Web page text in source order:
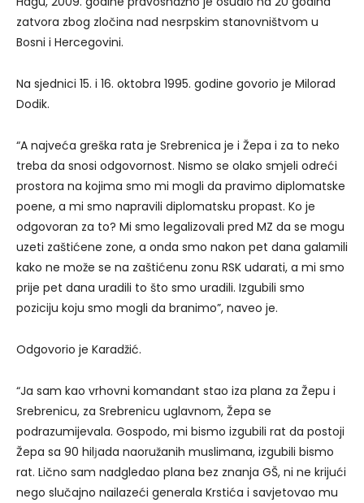
zatvora zbog zločina nad nesrpskim stanovništvom u
Bosni i Hercegovini.
Na sjednici 15. i 16. oktobra 1995. godine govorio je Milorad
Dodik.
“A najveća greška rata je Srebrenica je i Žepa i za to neko
treba da snosi odgovornost. Nismo se olako smjeli odreći
prostora na kojima smo mi mogli da pravimo diplomatske
poene, a mi smo napravili diplomatsku propast. Ko je
odgovoran za to? Mi smo legalizovali pred MZ da se mogu
uzeti zaštićene zone, a onda smo nakon pet dana galamili
kako ne može se na zaštićenu zonu RSK udarati, a mi smo
prije pet dana uradili to što smo uradili. Izgubili smo
poziciju koju smo mogli da branimo”, naveo je.
Odgovorio je Karadžić.
“Ja sam kao vrhovni komandant stao iza plana za Žepu i
Srebrenicu, za Srebrenicu uglavnom, Žepa se
podrazumijevala. Gospodo, mi bismo izgubili rat da postoji
Žepa sa 90 hilјada naoružanih muslimana, izgubili bismo
rat. Lično sam nadgledao plana bez znanja GŠ, ni ne krijući
nego slučajno nailazeći generala Krstića i savjetovao mu